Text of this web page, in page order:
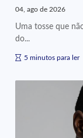
04, ago de 2026
Uma tosse que
do...
5 minutos para ler